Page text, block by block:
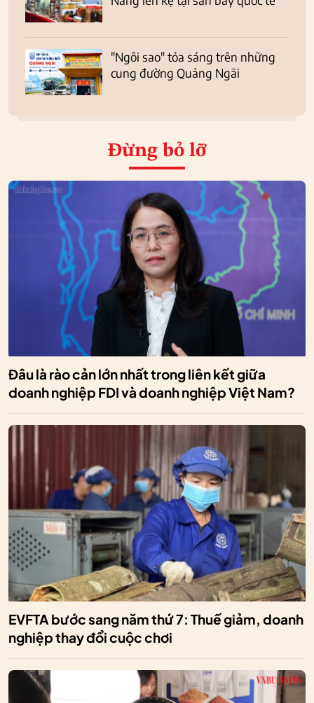
"Ngôi sao" tỏa sáng trên những
cung đường Quảng Ngãi
Đừng bỏ lỡ
Đâu là rào cản lớn nhất trong liên kết giữa
doanh nghiệp FDI và doanh nghiệp Việt Nam?
EVFTA bước sang năm thứ 7: Thuế giảm, doanh
nghiệp thay đổi cuộc chơi